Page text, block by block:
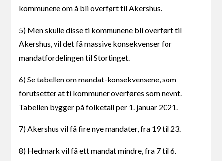
kommunene om å bli overført til Akershus.
5) Men skulle disse ti kommunene bli overført til
Akershus, vil det få massive konsekvenser for
mandatfordelingen til Stortinget.
6) Se tabellen om mandat-konsekvensene, som
forutsetter at ti kommuner overføres som nevnt.
Tabellen bygger på folketall per 1. januar 2021.
7) Akershus vil få fire nye mandater, fra 19 til 23.
8) Hedmark vil få ett mandat mindre, fra 7 til 6.